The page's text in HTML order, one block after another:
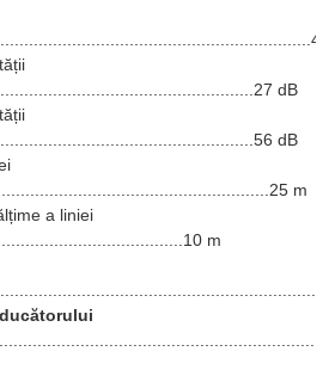
dB
dB
m
a liniei
m